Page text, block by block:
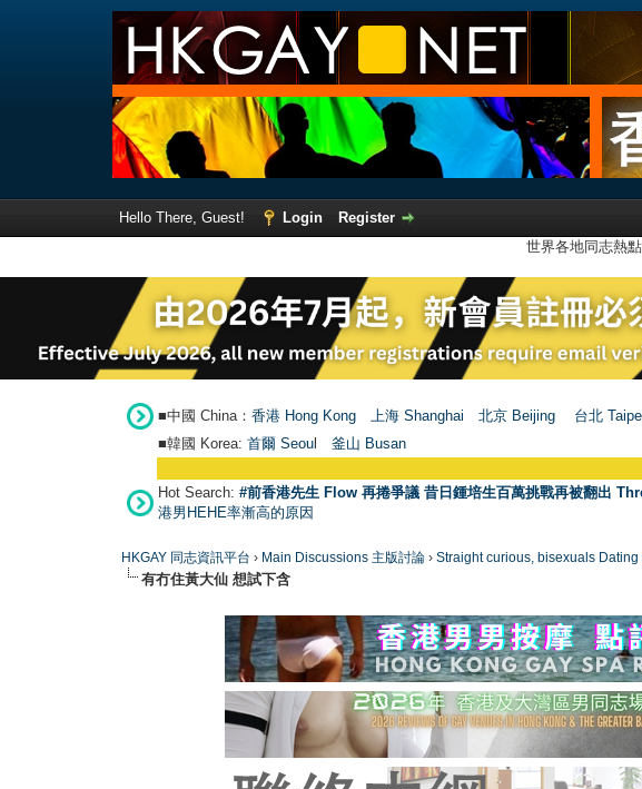
Hello There, Guest! Login
Register
世界各地同志熱
■中國 China： 香港 Hong Kong 上海 Shanghai 北京 Beijing 台北
■韓國 Korea: 首爾 Seou 釜山 Busan
Hot Search: #前香港先生 Flow 再捲爭議 昔日鍾培生百萬挑戰再被翻出
港男HEHE率漸高的原因
HKGAY 同志資訊平台 › Main Discussions 主版討論 ›Straight curious, bisexuals Dating
有冇住黃大仙 想試下含